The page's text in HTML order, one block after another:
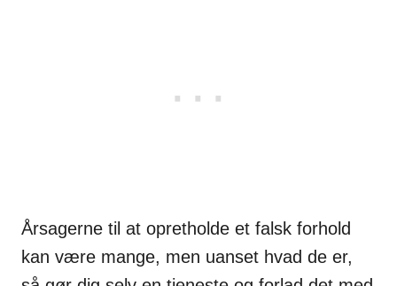
Årsagerne til at opretholde et falsk forhold
kan være mange, men uanset hvad de er,